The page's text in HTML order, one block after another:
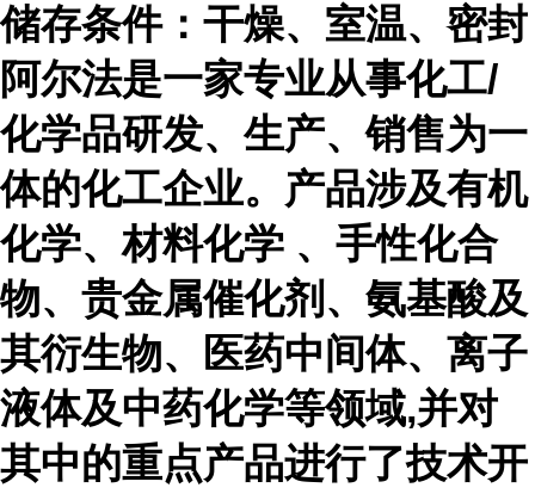
储存条件：干燥、室温、密封
阿尔法是一家专业从事化工/
化学品研发、生产、销售为一
体的化工企业。产品涉及有机
化学、材料化学 、手性化合
物、贵金属催化剂、氨基酸及
其衍生物、医药中间体、离子
液体及中药化学等领域,并对
其中的重点产品进行了技术开